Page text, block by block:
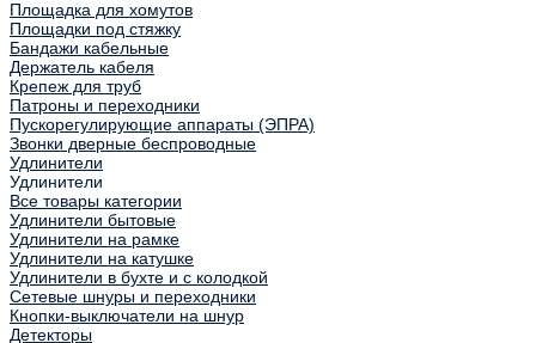
Площадка для хомутов
Площадки под стяжку
Бандажи кабельные
Держатель кабеля
Крепеж для труб
Патроны и переходники
Пускорегулирующие аппараты (ЭПРА)
Звонки дверные беспроводные
Удлинители
Удлинители
Все товары категории
Удлинители бытовые
Удлинители на рамке
Удлинители на катушке
Удлинители в бухте и с колодкой
Сетевые шнуры и переходники
Кнопки-выключатели на шнур
Детекторы